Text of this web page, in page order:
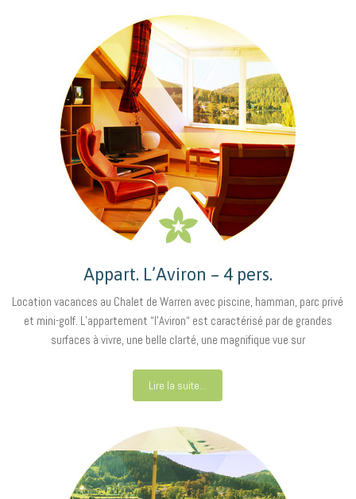
Appart. L’Aviron – 4 pers.
Location vacances au Chalet de Warren avec piscine, hamman, parc privé
et mini-golf. L’appartement “l’Aviron“ est caractérisé par de grandes
surfaces à vivre, une belle clarté, une magnifique vue sur
Lire la suite...